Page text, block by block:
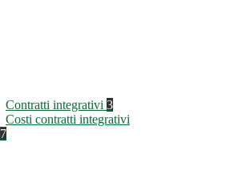
Contratti integrativi 3
Costi contratti integrativi
7